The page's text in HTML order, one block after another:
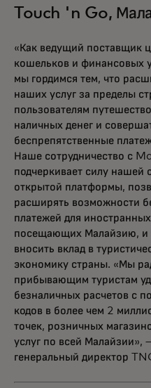
Touch 'n Go,
«Как ведущий поставщик
кошельков и финансовых
мы гордимся тем, что
наших услуг за пределы
пользователям
наличных денег и
беспрепятственные
Наше сотрудничество с
подчеркивает силу нашей
открытой платформы,
расширять возможности
платежей для
посещающих Малайзию, и
вносить вклад в
экономику страны. «Мы
прибывающим туристам
безналичных расчетов с
кодов в более чем 2
точек, розничных
услуг по всей Малайзии»,
генеральный директор